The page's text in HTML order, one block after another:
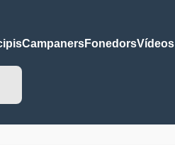
CampanersFonedorsVídeos